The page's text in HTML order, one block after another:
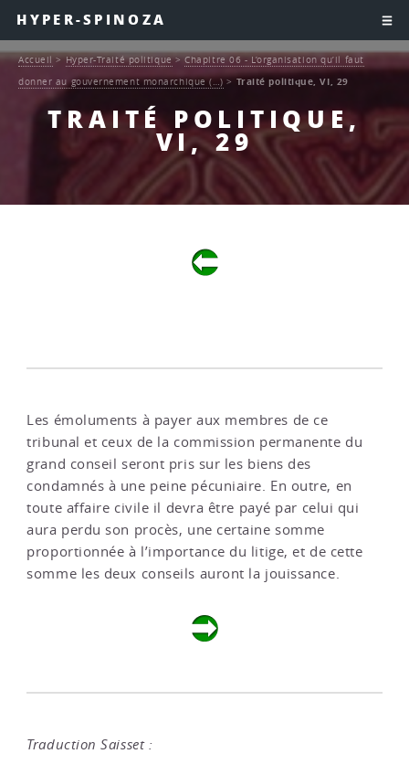
HYPER-SPINOZA
TRAITÉ POLITIQUE,
VI, 29
Accueil >Hyper-Traité politique>Chapitre 06 - L’organisation qu’il faut
donner au gouvernement monarchique (…)> Traité politique, VI, 29
Les émoluments à payer aux membres de ce
tribunal et ceux de la commission permanente du
grand conseil seront pris sur les biens des
condamnés à une peine pécuniaire. En outre, en
toute affaire civile il devra être payé par celui qui
aura perdu son procès, une certaine somme
proportionnée à l’importance du litige, et de cette
somme les deux conseils auront la jouissance.
Traduction Saisset :